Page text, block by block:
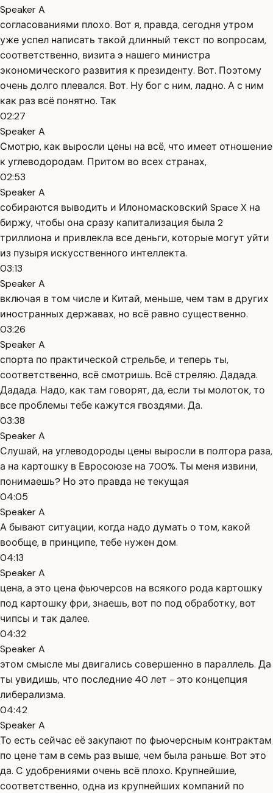
Speaker A
согласованиями плохо. Вот я, правда, сегодня утром
уже успел написать такой длинный текст по вопросам,
соответственно, визита э нашего министра
экономического развития к президенту. Вот. Поэтому
очень долго плевался. Вот. Ну бог с ним, ладно. А с ним
как раз всё понятно. Так
02:27
Speaker A
Смотрю, как выросли цены на всё, что имеет отношение
к углеводородам. Притом во всех странах,
02:53
Speaker A
собираются выводить и Илономасковский Space X на
биржу, чтобы она сразу капитализация была 2
триллиона и привлекла все деньги, которые могут уйти
из пузыря искусственного интеллекта.
03:13
Speaker A
включая в том числе и Китай, меньше, чем там в других
иностранных державах, но всё равно существенно.
03:26
Speaker A
спорта по практической стрельбе, и теперь ты,
соответственно, всё смотришь. Всё стреляю. Дадада.
Дадада. Надо, как там говорят, да, если ты молоток, то
все проблемы тебе кажутся гвоздями. Да.
03:38
Speaker A
Слушай, на углеводороды цены выросли в полтора раза,
а на картошку в Евросоюзе на 700%. Ты меня извини,
понимаешь? Но это правда не текущая
04:05
Speaker A
А бывают ситуации, когда надо думать о том, какой
вообще, в принципе, тебе нужен дом.
04:13
Speaker A
цена, а это цена фьючерсов на всякого рода картошку
под картошку фри, знаешь, вот по под обработку, вот
чипсы и так далее.
04:32
Speaker A
этом смысле мы двигались совершенно в параллель. Да
ты увидишь, что последние 40 лет - это концепция
либерализма.
04:42
Speaker A
То есть сейчас её закупают по фьючерсным контрактам
по цене там в семь раз выше, чем была раньше. Вот это
да. С удобрениями очень всё плохо. Крупнейшие,
соответственно, одна из крупнейших компаний по